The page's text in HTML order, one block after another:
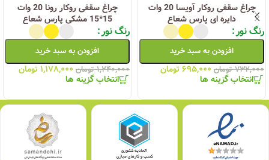
چراغ سقفی روکار آویسا 20 وات
دایره ای پارس شعاع
رنگ نور
افزودن به سبد خرید
۷۳۲,۰۰۰ تومان ۶۹۵,۰۰۰تومان
انتخاب گزینه ها
چراغ سقفی روکار رونا 20 وات
15*15 مشکی پارس شعاع
رنگ نور
افزودن به سبد خرید
۱,۲۴۰,۰۰۰ تومان ۱,۱۷۸,۰۰۰ تومان
انتخاب گزینه ها